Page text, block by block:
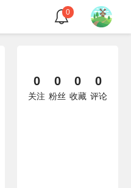
0
0
关注
0
粉丝
0
收藏
0
评论